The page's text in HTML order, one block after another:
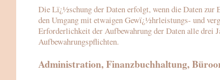
Die Lï¿½schung der Daten erfolgt, wenn die Daten
den Umgang mit etwaigen Gewï¿½hrleistungs- und
Erforderlichkeit der Aufbewahrung der Daten alle
Aufbewahrungspflichten.
Administration, Finanzbuchhaltung,